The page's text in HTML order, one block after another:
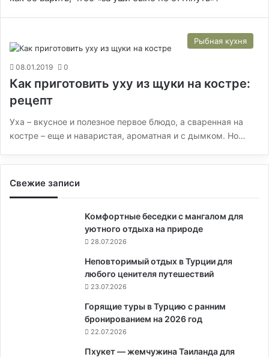
Рыбная кухня
08.01.2019 0
Как приготовить уху из щуки на костре:
рецепт
Уха – вкусное и полезное первое блюдо, а сваренная на
костре – еще и наваристая, ароматная и с дымком. Но…
Свежие записи
Комфортные беседки с мангалом для
уютного отдыха на природе
28.07.2026
Неповторимый отдых в Турции для
любого ценителя путешествий
23.07.2026
Горящие туры в Турцию с ранним
бронированием на 2026 год
22.07.2026
Пхукет — жемчужина Таиланда для